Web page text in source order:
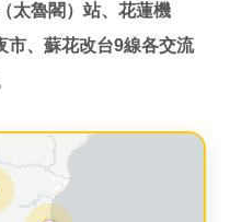
太魯閣）站、花蓮機
市、蘇花改台9線各交流